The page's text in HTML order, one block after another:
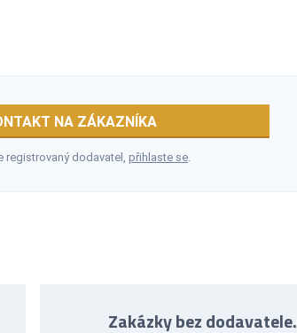
NA ZÁKAZNÍKA
registrovaný dodavatel, přihlaste se.
Zakázky bez dodavatele.